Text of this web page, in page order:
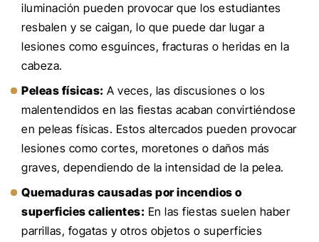
iluminación pueden provocar que los estudiantes
resbalen y se caigan, lo que puede dar lugar a
lesiones como esguinces, fracturas o heridas en la
cabeza.
Peleas físicas: A veces, las discusiones o los
malentendidos en las fiestas acaban convirtiéndose
en peleas físicas. Estos altercados pueden provocar
lesiones como cortes, moretones o daños más
graves, dependiendo de la intensidad de la pelea.
Quemaduras causadas por incendios o
superficies calientes: En las fiestas suelen haber
parrillas, fogatas y otros objetos o superficies